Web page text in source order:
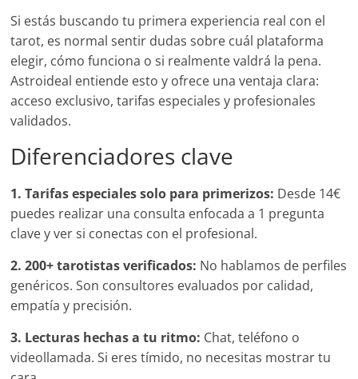
Si estás buscando tu primera experiencia real con el
tarot, es normal sentir dudas sobre cuál plataforma
elegir, cómo funciona o si realmente valdrá la pena.
Astroideal entiende esto y ofrece una ventaja clara:
acceso exclusivo, tarifas especiales y profesionales
validados.
Diferenciadores clave
1. Tarifas especiales solo para primerizos: Desde 14€
puedes realizar una consulta enfocada a 1 pregunta
clave y ver si conectas con el profesional.
2. 200+ tarotistas verificados: No hablamos de perfiles
genéricos. Son consultores evaluados por calidad,
empatía y precisión.
3. Lecturas hechas a tu ritmo: Chat, teléfono o
videollamada. Si eres tímido, no necesitas mostrar tu